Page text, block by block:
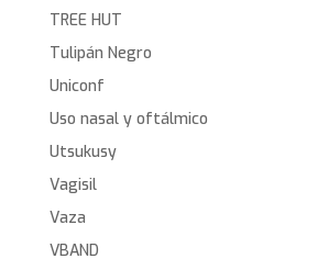
TREE HUT
Tulipán Negro
Uniconf
Uso nasal y oftálmico
Utsukusy
Vagisil
Vaza
VBAND